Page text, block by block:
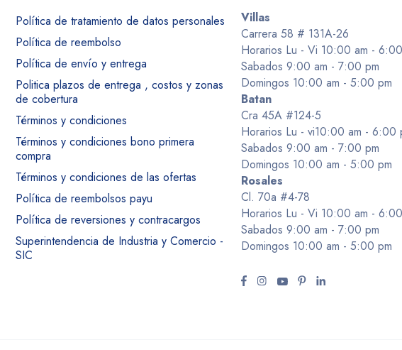
Política de tratamiento de datos personales
Política de reembolso
Política de envío y entrega
Politica plazos de entrega , costos y zonas
de cobertura
Términos y condiciones
Términos y condiciones bono primera
compra
Términos y condiciones de las ofertas
Política de reembolsos payu
Política de reversiones y contracargos
Superintendencia de Industria y Comercio -
SIC
Villas
Carrera 58 # 131A-26
Horarios Lu - Vi 10:00 am -
Sabados 9:00 am - 7:00 pm
Domingos 10:00 am - 5:00 pm
Batan
Cra 45A #124-5
Horarios Lu - vi10:00 am - 6:00
Sabados 9:00 am - 7:00 pm
Domingos 10:00 am - 5:00 pm
Rosales
Cl. 70a #4-78
Horarios Lu - Vi 10:00 am -
Sabados 9:00 am - 7:00 pm
Domingos 10:00 am - 5:00 pm